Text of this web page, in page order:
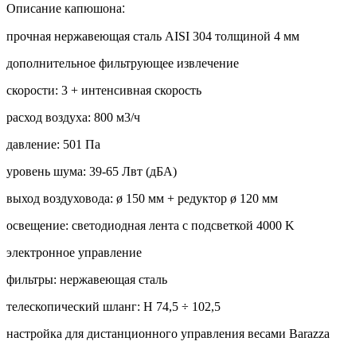
Описание капюшона:
прочная нержавеющая сталь AISI 304 толщиной 4 мм
дополнительное фильтрующее извлечение
скорости: 3 + интенсивная скорость
расход воздуха: 800 м3/ч
давление: 501 Па
уровень шума: 39-65 Лвт (дБА)
выход воздуховода: ø 150 мм + редуктор ø 120 мм
освещение: светодиодная лента с подсветкой 4000 K
электронное управление
фильтры: нержавеющая сталь
телескопический шланг: H 74,5 ÷ 102,5
настройка для дистанционного управления весами Barazza